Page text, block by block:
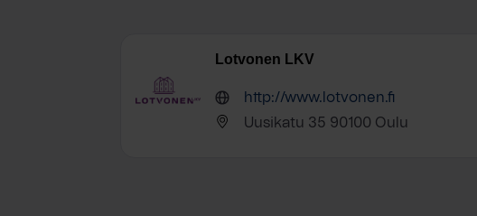
Lotvonen LKV
http://www.lotvonen.fi
Uusikatu 35 90100 Oulu